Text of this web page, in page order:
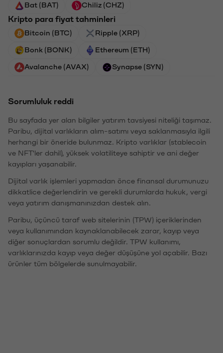
Bat (BAT) Chiliz (CHZ)
Kripto para fiyat tahminleri
Bitcoin (BTC) Ripple (XRP)
Bonk (BONK) Ethereum (ETH)
Avalanche (AVAX) Synapse (SYN)
Sorumluluk reddi
Bu sayfada yer alan bilgiler yatırım tavsiyesi niteliği taşımaz.
Paribu, dijital varlıkların alım-satımı veya saklanmasıyla ilgili
herhangi bir öneride bulunmaz. Kripto varlıklar (stablecoin
ve NFT'ler dahil), yüksek volatiliteye sahiptir ve ani değer
kayıpları yaşanabilir.
Dijital varlık işlemleri yapmadan önce finansal durumunuzu
dikkatlice değerlendirin ve gerekli durumlarda hukuk, vergi
veya yatırım danışmanınızdan destek alın.
Paribu, üçüncü taraf web sitelerinin (TPW) içeriklerinden
veya kullanımından kaynaklanabilecek zarar, kayıp veya
diğer sonuçlardan sorumlu değildir. TPW kullanımı,
varlıklarınızda kayıp veya değer düşüşüne yol açabilir. Bazı
ürünler tüm bölgelerde sunulmayabilir.